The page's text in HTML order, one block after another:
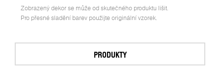
Zobrazený dekor se může od skutečného produktu lišit.
Pro přesné sladění barev použijte originální vzorek.
PRODUKTY